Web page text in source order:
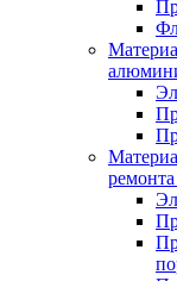
ремонта